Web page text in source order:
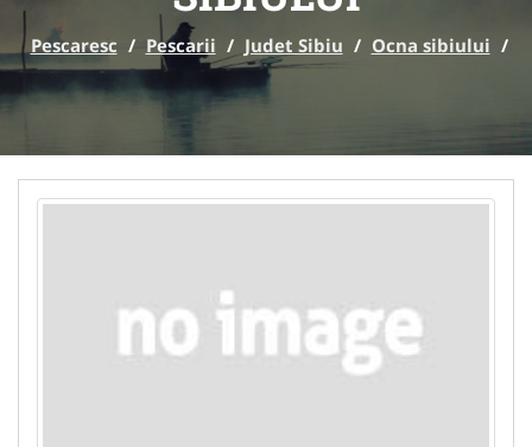
Pescaresc / Pescarii / Judet Sibiu / Ocna sibiului /